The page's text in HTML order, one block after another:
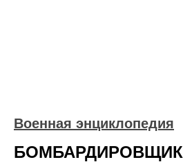
Военная энциклопедия
БОМБАРДИРОВЩИК